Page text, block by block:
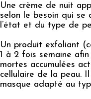
Une crème de nuit
selon le besoin qui se
l’état et du type de
Un produit exfoliant
1 à 2 fois semaine
mortes accumulées
cellulaire de la peau. Il
masque adapté au